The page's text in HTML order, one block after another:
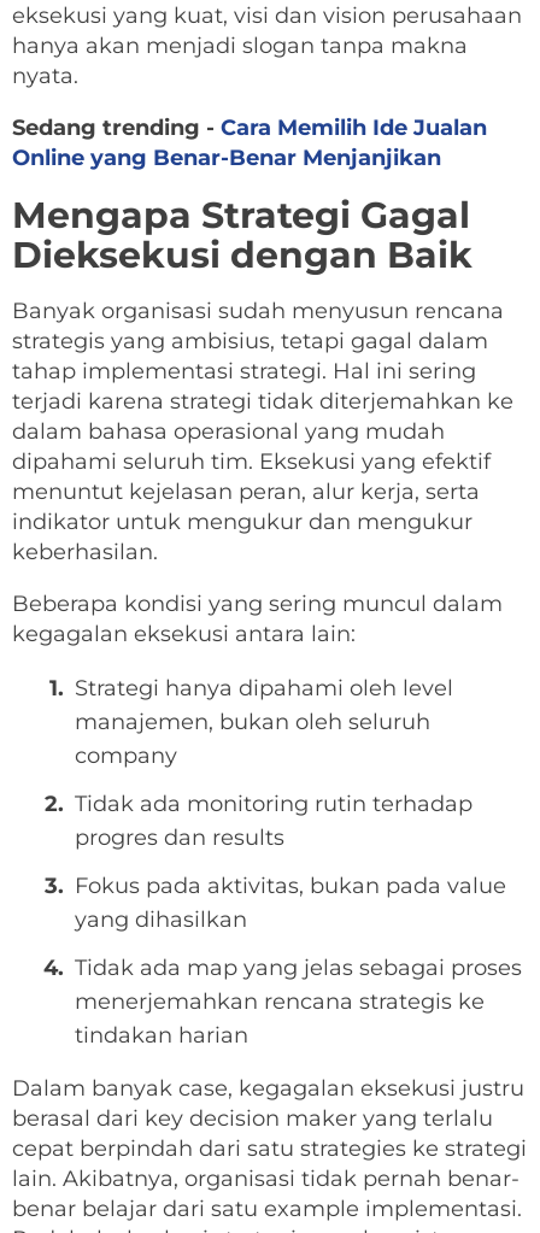
eksekusi yang kuat, visi dan vision perusahaan
hanya akan menjadi slogan tanpa makna
nyata.
Sedang trending - Cara Memilih Ide Jualan
Online yang Benar-Benar Menjanjikan
Mengapa Strategi Gagal
Dieksekusi dengan Baik
Banyak organisasi sudah menyusun rencana
strategis yang ambisius, tetapi gagal dalam
tahap implementasi strategi. Hal ini sering
terjadi karena strategi tidak diterjemahkan ke
dalam bahasa operasional yang mudah
dipahami seluruh tim. Eksekusi yang efektif
menuntut kejelasan peran, alur kerja, serta
indikator untuk mengukur dan mengukur
keberhasilan.
Beberapa kondisi yang sering muncul dalam
kegagalan eksekusi antara lain:
Strategi hanya dipahami oleh level
manajemen, bukan oleh seluruh
company
Tidak ada monitoring rutin terhadap
progres dan results
Fokus pada aktivitas, bukan pada value
yang dihasilkan
Tidak ada map yang jelas sebagai proses
menerjemahkan rencana strategis ke
tindakan harian
Dalam banyak case, kegagalan eksekusi justru
berasal dari key decision maker yang terlalu
cepat berpindah dari satu strategies ke strategi
lain. Akibatnya, organisasi tidak pernah benar-
benar belajar dari satu example implementasi.